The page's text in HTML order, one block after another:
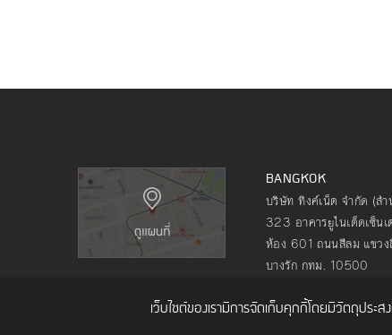
BANGKOK
บริษัท ทิงค์เน็ต จำกัด (ส
323 อาคารยูไนเต็ดเซ็น
ห้อง 601 ถนนสีลม แขวง
บางรัก กทม. 10500
เว็บไซต์ของเรามีการจัดเก็บคุกกี้โดยมีวัตถุประ